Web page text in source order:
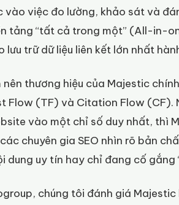
vào việc đo lường, khảo sát và
tảng “tất cả trong một” (All-in-
lưu trữ dữ liệu liên kết lớn nhất
thương hiệu của Majestic
Flow (TF) và Citation Flow (CF).
vào một chỉ số duy nhất, thì
chuyên gia SEO nhìn rõ bản
dung uy tín hay chỉ đang cố
chúng tôi đánh giá